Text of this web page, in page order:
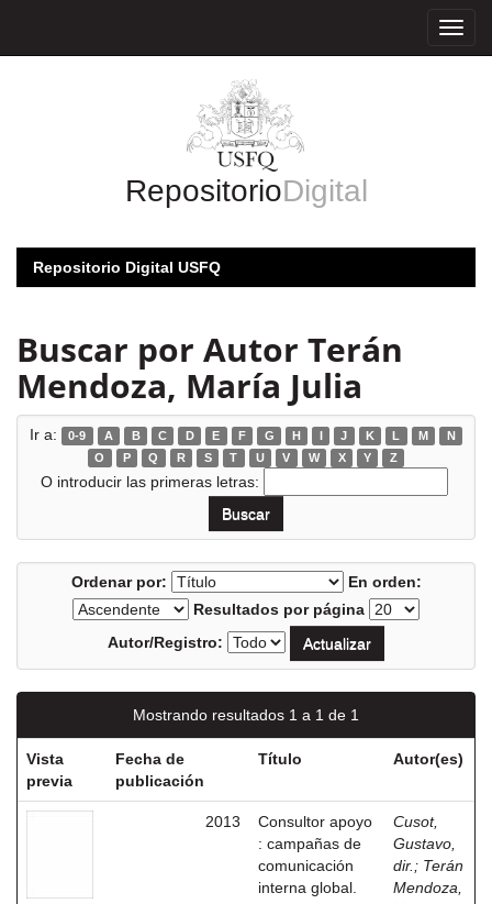
RepositorioDigital
Repositorio Digital USFQ
Buscar por Autor Terán
Mendoza, María Julia
Ir a: 0-9 A B C D E F G H I J K L M
N
O
P Q R S T U V W X Y Z
O introducir las primeras letras:
Ordenar por:
En orden:
Resultados por página
Autor/Registro:
Mostrando resultados 1 a 1 de 1
Vista
previa
Fecha de
publicación
Título Autor(es)
2013
Consultor apoyo
: campañas de
comunicación
interna global.
Cusot,
Gustavo,
dir. ; Terán
Mendoza,